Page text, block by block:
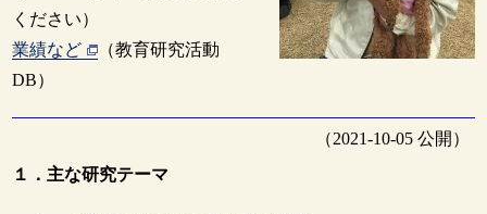
ください）
業績など
（教育研究活動
DB）
（2021-10-05 公開）
１．主な研究テーマ